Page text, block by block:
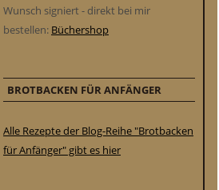
Wunsch signiert - direkt bei mir
bestellen: Büchershop
BROTBACKEN FÜR ANFÄNGER
Alle Rezepte der Blog-Reihe "Brotbacken
für Anfänger" gibt es hier